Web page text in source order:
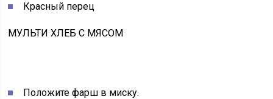
Красный перец
МУЛЬТИ ХЛЕБ С МЯСОМ
Положите фарш в миску.